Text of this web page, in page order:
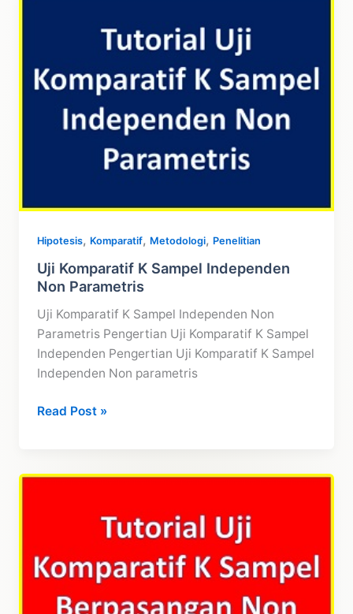
Hipotesis, Komparatif, Metodologi, Penelitian
Uji Komparatif K Sampel Independen
Non Parametris
Uji Komparatif K Sampel Independen Non
Parametris Pengertian Uji Komparatif K Sampel
Independen Pengertian Uji Komparatif K Sampel
Independen Non parametris
Uji
Read Post »